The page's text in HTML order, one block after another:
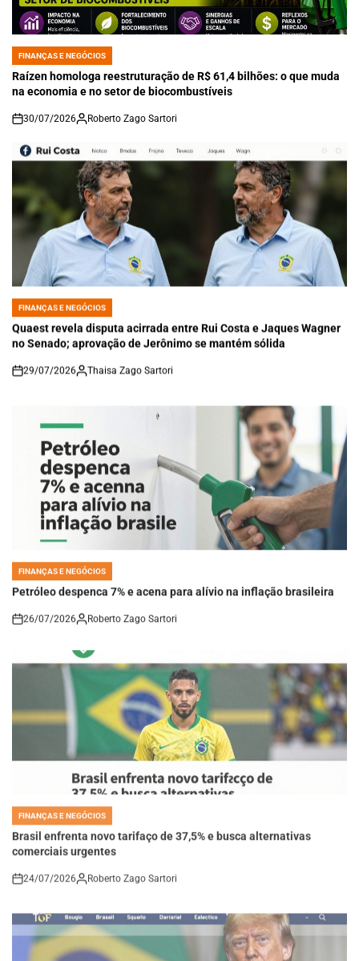
POSTED
IN
FINANÇAS E NEGÓCIOS
Raízen homologa reestruturação de R$ 61,4 bilhões: o que muda
na economia e no setor de biocombustíveis
on
30/07/2026 Roberto Zago Sartori
POSTED
IN
FINANÇAS E NEGÓCIOS
Quaest revela disputa acirrada entre Rui Costa e Jaques Wagner
no Senado; aprovação de Jerônimo se mantém sólida
on
29/07/2026 Thaisa Zago Sartori
POSTED
IN
Petróleo despenca 7% e acena para alívio na inflação brasileira
on
IN
FINANÇAS E NEGÓCIOS
Brasil enfrenta novo tarifaço de 37,5% e busca alternativas
comerciais urgentes
24/07/2026 Roberto Zago Sartori